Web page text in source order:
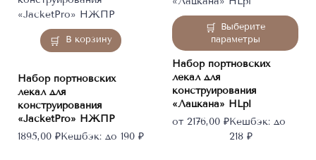
В корзину
Набор портновских
лекал для
конструирования
«JacketPro» НЖПР
1895,00 ₽Кешбэк: до 190 ₽
Выберите
параметры
Этот
товар
имеет
несколько
Опции
можно
выбрать
на
Набор портновских
лекал для
конструирования
«Лацкана» HLpl
от 2176,00 ₽Кешбэк: до
218 ₽